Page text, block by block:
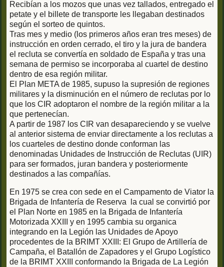
Recibían a los mozos que unas vez tallados, entregado el
petate y el billete de transporte les llegaban destinados
según el sorteo de quintos.
Tras mes y medio (los primeros años eran tres meses) de
instrucción en orden cerrado, el tiro y la jura de bandera
el recluta se convertía en soldado de España y tras una
semana de permiso se incorporaba al cuartel de destino
dentro de esa región militar.
El Plan META de 1985, supuso la supresión de regiones
militares y la disminución en el número de reclutas por lo
que los CIR adoptaron el nombre de la región militar a la
que pertenecían.
A partir de 1987 los CIR van desapareciendo y se vuelve
al anterior sistema de enviar directamente a los reclutas a
los cuarteles de destino donde conforman las
denominadas Unidades de Instrucción de Reclutas (UIR)
para ser formados, juran bandera y posteriormente
destinados a las compañías.
En 1975 se crea con sede en el Campamento de Viator la
Brigada de Infantería de Reserva la cual se convirtió por
el Plan Norte en 1985 en la Brigada de Infantería
Motorizada XXIII y en 1995 cambia su organica
integrando en la Legión las Unidades de Apoyo
procedentes de la BRIMT XXIII: El Grupo de Artillería de
Campaña, el Batallón de Zapadores y el Grupo Logístico
de la BRIMT XXIII conformando la Brigada de La Legión